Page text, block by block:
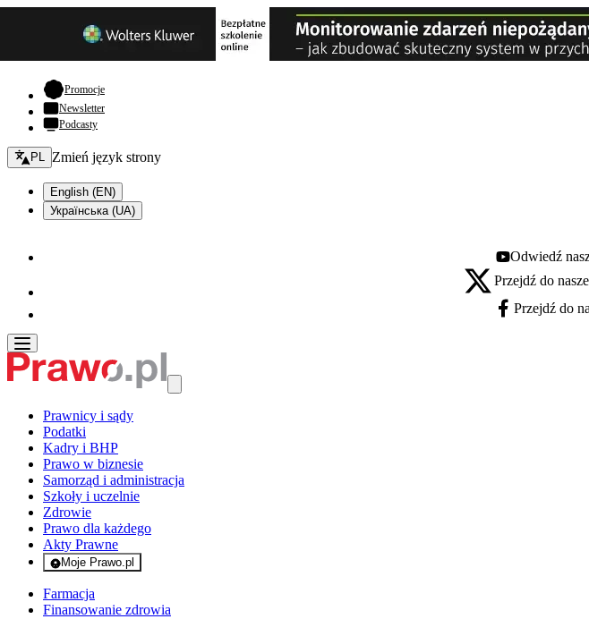
Promocje- otwiera się w nowej karcie
Newsletter
Podcasty
Zmień język - bieżący:
PL Zmień język strony
English (EN)
Українська (UA)
Youtube - otwiera
Odwiedź
X - otwiera się w nowej
Przejdź do
Facebook - otwiera
Przejdź do
Prawnicy i sądy
Podatki
Kadry i BHP
Prawo w biznesie
Samorząd i administracja
Szkoły i uczelnie
Zdrowie
Prawo dla każdego
Akty Prawne
Moje Prawo.pl
- rejestracja i logowanie do serwisu
Farmacja
Finansowanie zdrowia